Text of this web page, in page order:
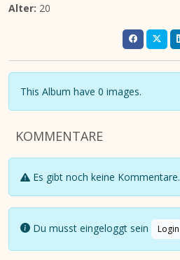
Alter: 20
This Album have 0 images.
KOMMENTARE
Es gibt noch keine Kommentare.
Du musst eingeloggt sein Login